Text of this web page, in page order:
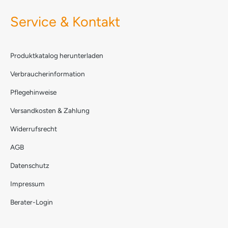
Service & Kontakt
Produktkatalog herunterladen
Verbraucherinformation
Pflegehinweise
Versandkosten & Zahlung
Widerrufsrecht
AGB
Datenschutz
Impressum
Berater-Login